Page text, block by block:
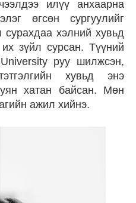
илүү анхаарна
өгсөн сургуулийг
хэлний хувьд
зүйл сурсан. Түүний
руу шилжсэн,
хувьд энэ
хатан байсан. Мөн
ажил хийнэ.